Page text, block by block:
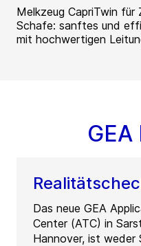
Melkzeug CapriTwin für
Schafe: sanftes und
mit hochwertigen
Das neue GEA
Center (ATC) in
Hannover, ist weder